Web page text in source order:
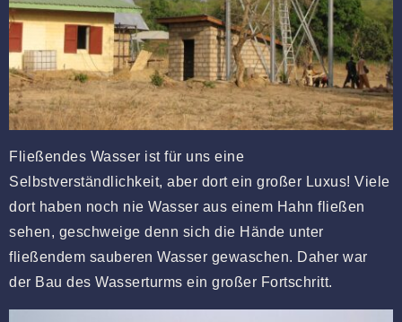
Fließendes Wasser ist für uns eine
Selbstverständlichkeit, aber dort ein großer Luxus! Viele
dort haben noch nie Wasser aus einem Hahn fließen
sehen, geschweige denn sich die Hände unter
fließendem sauberen Wasser gewaschen. Daher war
der Bau des Wasserturms ein großer Fortschritt.